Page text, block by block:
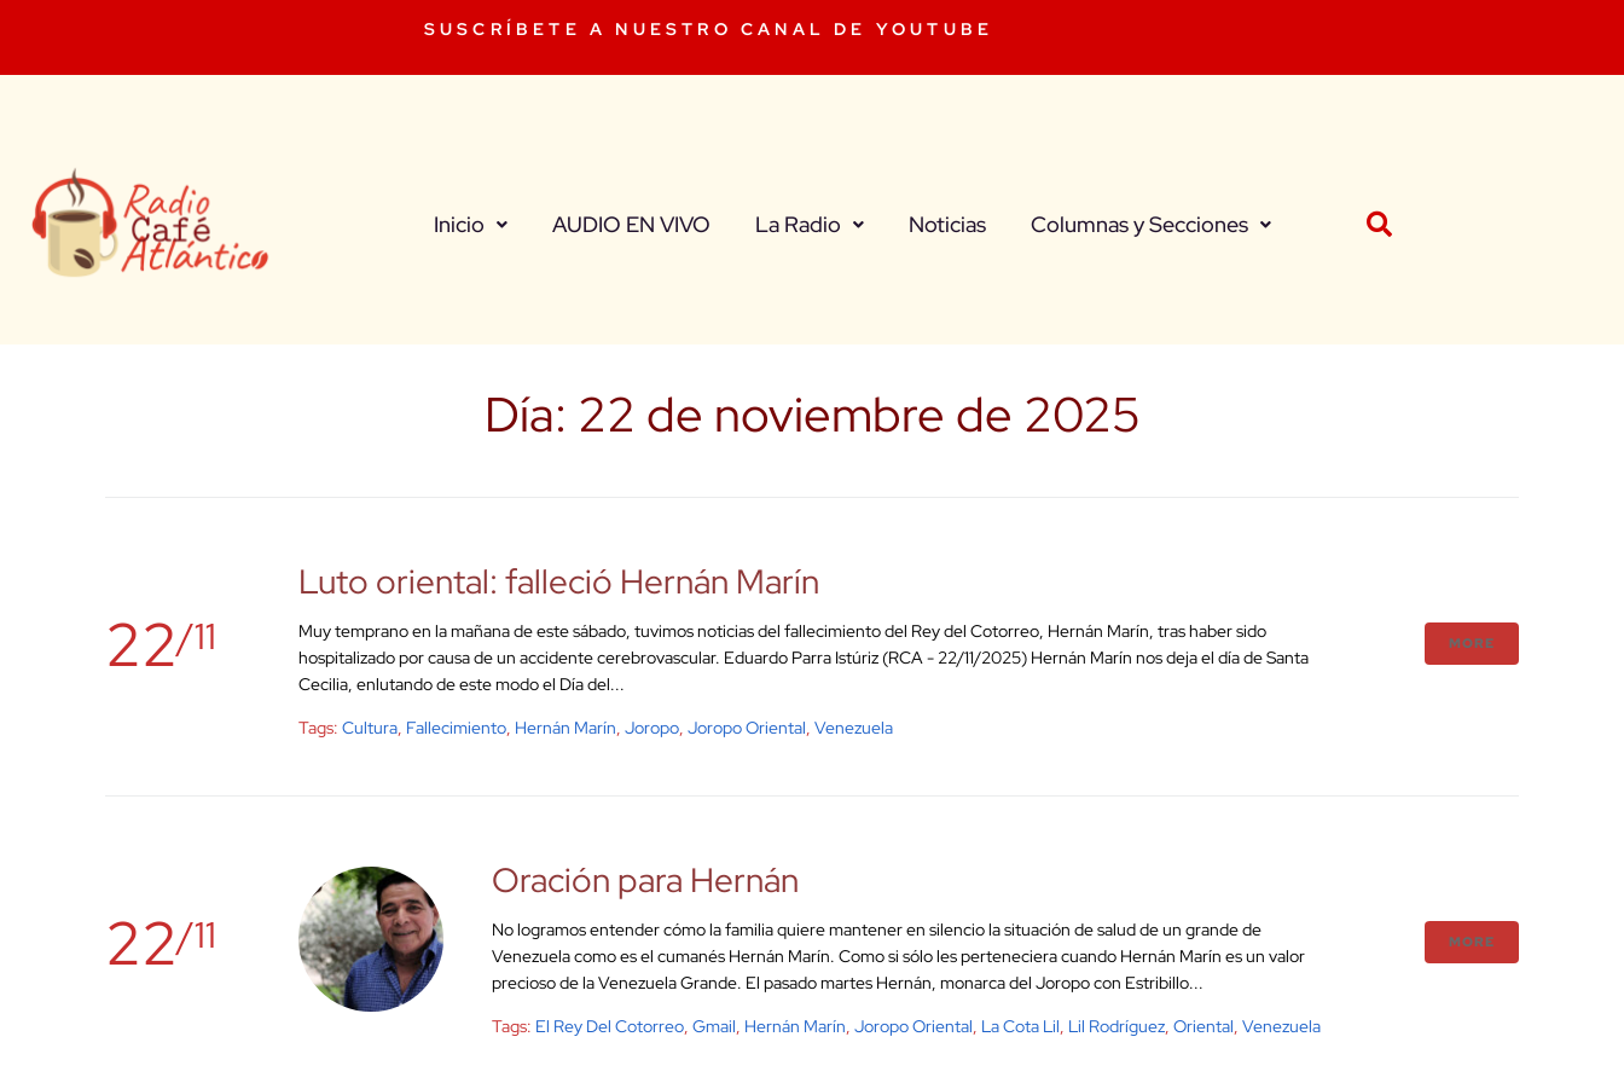
SUSCRÍBETE A NUESTRO CANAL DE YOUTUBE
Inicio AUDIO EN VIVO La Radio Noticias Columnas y Secciones
Día: 22 de noviembre de 2025
22/11
Luto oriental: falleció Hernán Marín
Muy temprano en la mañana de este sábado, tuvimos noticias del fallecimiento del Rey del Cotorreo, Hernán Marín, tras haber sido
hospitalizado por causa de un accidente cerebrovascular. Eduardo Parra Istúriz (RCA - 22/11/2025) Hernán Marín nos deja el día de Santa
Cecilia, enlutando de este modo el Día del...
Tags: Cultura, Fallecimiento, Hernán Marín, Joropo, Joropo Oriental, Venezuela
MORE
22/11
Oración para Hernán
No logramos entender cómo la familia quiere mantener en silencio la situación de salud de un grande de
Venezuela como es el cumanés Hernán Marín. Como si sólo les perteneciera cuando Hernán Marín es un valor
precioso de la Venezuela Grande. El pasado martes Hernán, monarca del Joropo con Estribillo...
Tags: El Rey Del Cotorreo, Gmail, Hernán Marín, Joropo Oriental, La Cota Lil, Lil Rodríguez, Oriental, Venezuela
MORE